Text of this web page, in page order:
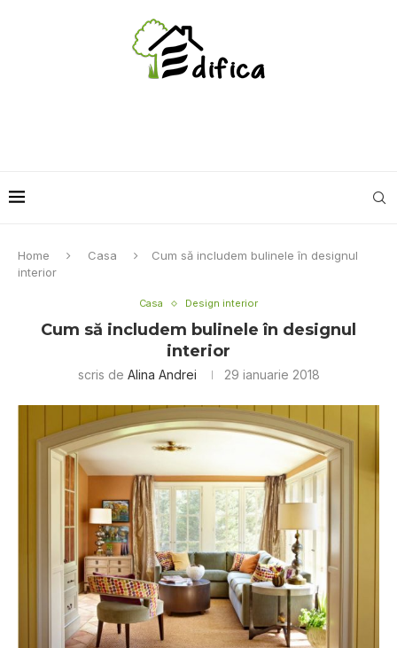
Home Casa
Cum să includem bulinele în designul
interior
Casa Design interior
Cum să includem bulinele în designul
interior
scris de Alina Andrei 29 ianuarie 2018